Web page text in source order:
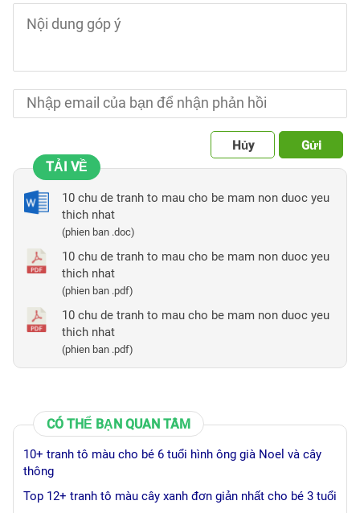
Hủy Gửi
TẢI VỀ
10 chu de tranh to mau cho be mam non duoc yeu
thich nhat
(phien ban .doc)
10 chu de tranh to mau cho be mam non duoc yeu
thich nhat
(phien ban .pdf)
10 chu de tranh to mau cho be mam non duoc yeu
thich nhat
(phien ban .pdf)
CÓ THỂ BẠN QUAN TÂM
10+ tranh tô màu cho bé 6 tuổi hình ông già Noel và cây
thông
Top 12+ tranh tô màu cây xanh đơn giản nhất cho bé 3 tuổi